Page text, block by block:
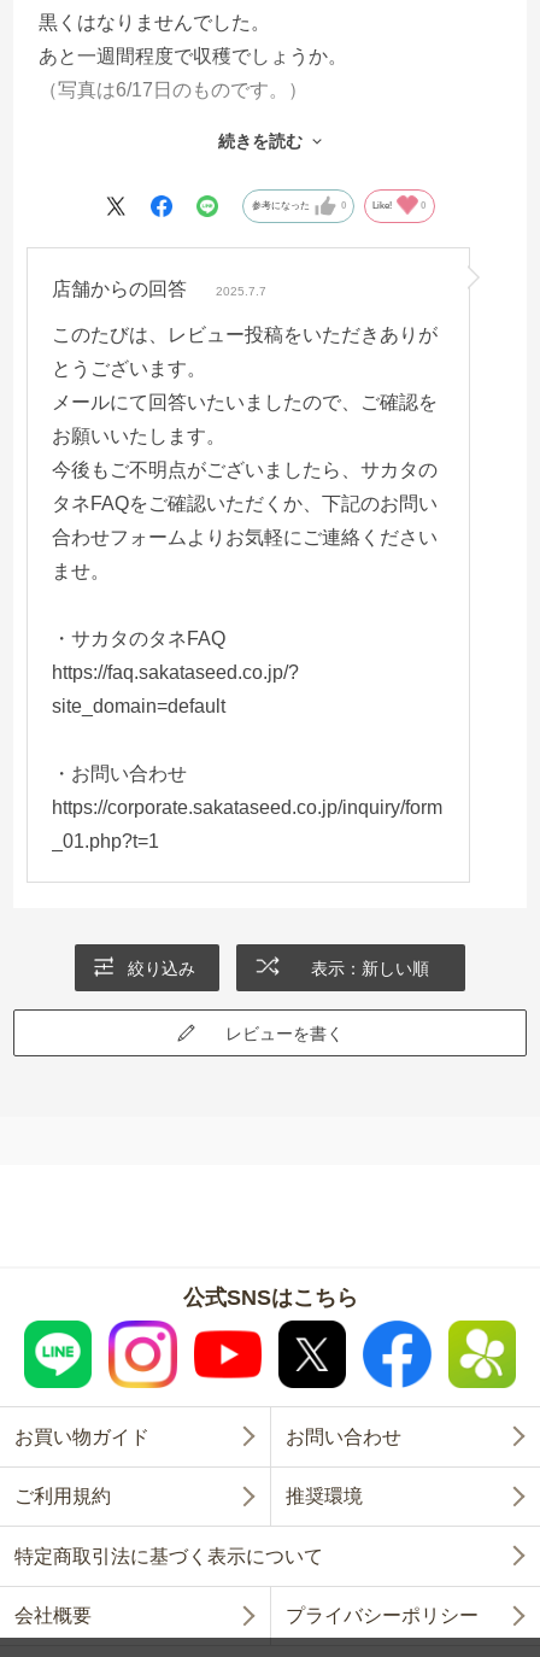
黒くはなりませんでした。
あと一週間程度で収穫でしょうか。
（写真は6/17日のものです。）
プランターに植えた苗も畑も元気に育っています。
（水を切らしたのかプランターは根元近くが黄色っ
ぽくなってしまいましたが）
プランターは2個、
地植えは5個スイカがなってます。
無事収穫できればよいですが
色が黒くないのはなぜでしょう。。
続きを読む
参考になった 0 Like! 0
店舗からの回答 2025.7.7
このたびは、レビュー投稿をいただきありが
とうございます。
メールにて回答いたいましたので、ご確認を
お願いいたします。
今後もご不明点がございましたら、サカタの
タネFAQをご確認いただくか、下記のお問い
合わせフォームよりお気軽にご連絡ください
ませ。
・サカタのタネFAQ
https://faq.sakataseed.co.jp/?
site_domain=default
・お問い合わせ
https://corporate.sakataseed.co.jp/inquiry/form
_01.php?t=1
絞り込み 表示：新しい順
レビューを書く
公式SNSはこちら
お買い物ガイド お問い合わせ
ご利用規約 推奨環境
特定商取引法に基づく表示について
会社概要 プライバシーポリシー